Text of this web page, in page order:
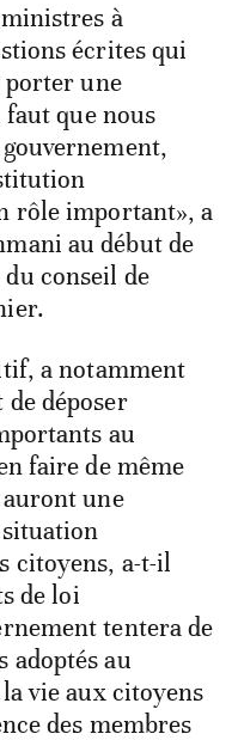
à
écrites qui
porter une
que nous
rôle important», a
au début de
conseil de
a notamment
déposer
au
faire de même
auront une
citoyens, a-t-il
de loi
tentera de
au
vie aux citoyens
des membres